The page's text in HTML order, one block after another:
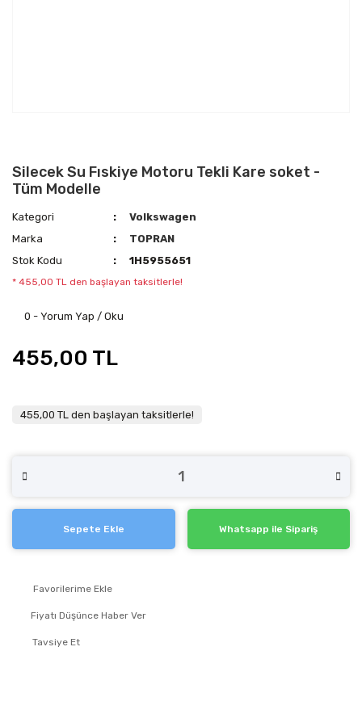
Silecek Su Fıskiye Motoru Tekli Kare soket -
Tüm Modelle
Kategori
Volkswagen
Marka
TOPRAN
Stok Kodu
1H5955651
* 455,00 TL den başlayan taksitlerle!
0 - Yorum Yap / Oku
455,00 TL
455,00 TL den başlayan taksitlerle!
Sepete Ekle Whatsapp ile Sipariş
Fiyatı Düşünce Haber Ver
Tavsiye Et